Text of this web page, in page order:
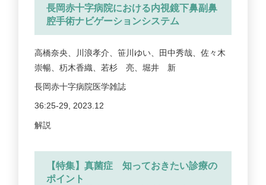
長岡赤十字病院における内視鏡下鼻副鼻
腔手術ナビゲーションシステム
高橋奈央、川浪孝介、笹川ゆい、田中秀哉、佐々木
崇暢、杤木香織、若杉 亮、堀井 新
長岡赤十字病院医学雑誌
36:25-29, 2023.12
解説
【特集】真菌症 知っておきたい診療の
ポイント